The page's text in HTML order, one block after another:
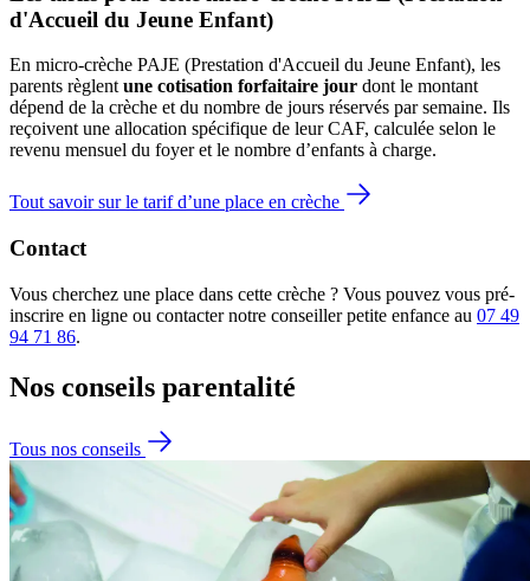
d'Accueil du Jeune Enfant)
En micro-crèche PAJE (Prestation d'Accueil du Jeune Enfant), les
parents règlent une cotisation forfaitaire jour dont le montant
dépend de la crèche et du nombre de jours réservés par semaine. Ils
reçoivent une allocation spécifique de leur CAF, calculée selon le
revenu mensuel du foyer et le nombre d’enfants à charge.
Tout savoir sur le tarif d’une place en crèche
Contact
Vous cherchez une place dans cette crèche ? Vous pouvez vous pré-
inscrire en ligne ou contacter notre conseiller petite enfance au 07 49
94 71 86.
Nos conseils parentalité
Tous nos conseils